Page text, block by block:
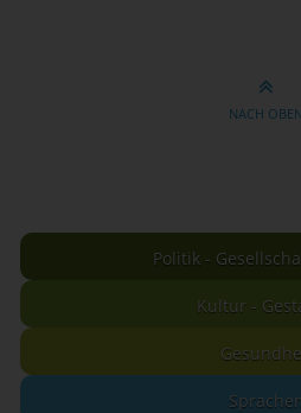
NACH OBEN
Politik -
Kultur -
Sprachen